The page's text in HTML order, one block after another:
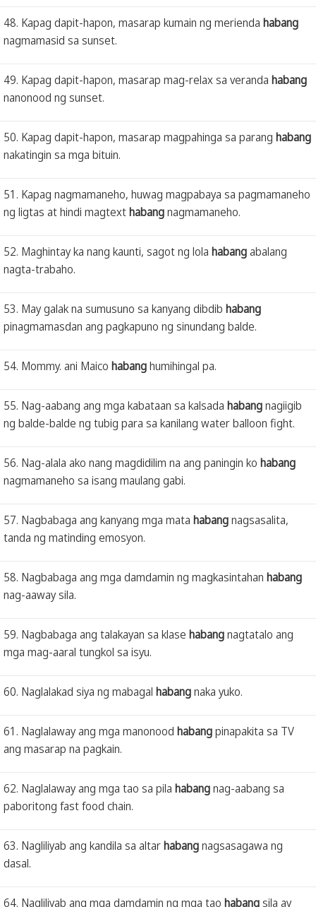
48. Kapag dapit-hapon, masarap kumain ng merienda habang
nagmamasid sa sunset.
49. Kapag dapit-hapon, masarap mag-relax sa veranda habang
nanonood ng sunset.
50. Kapag dapit-hapon, masarap magpahinga sa parang habang
nakatingin sa mga bituin.
51. Kapag nagmamaneho, huwag magpabaya sa pagmamaneho
ng ligtas at hindi magtexthabangnagmamaneho.
52. Maghintay ka nang kaunti, sagot ng lola habangabalang
nagta-trabaho.
53. May galak na sumusuno sa kanyang dibdib habang
pinagmamasdan ang pagkapuno ng sinundang balde.
54. Mommy. ani Maico habanghumihingal pa.
55. Nag-aabang ang mga kabataan sa kalsada habangnagiigib
ng balde-balde ng tubig para sa kanilang water balloon fight.
56. Nag-alala ako nang magdidilim na ang paningin ko habang
nagmamaneho sa isang maulang gabi.
57. Nagbabaga ang kanyang mga mata habangnagsasalita,
tanda ng matinding emosyon.
58. Nagbabaga ang mga damdamin ng magkasintahan habang
nag-aaway sila.
59. Nagbabaga ang talakayan sa klase habangnagtatalo ang
mga mag-aaral tungkol sa isyu.
60. Naglalakad siya ng mabagal habangnaka yuko.
61. Naglalaway ang mga manonood habangpinapakita sa TV
ang masarap na pagkain.
62. Naglalaway ang mga tao sa pila habangnag-aabang sa
paboritong fast food chain.
63. Nagliliyab ang kandila sa altarhabangnagsasagawa ng
dasal.
64. Nagliliyab ang mga damdamin ng mga tao habangsila ay